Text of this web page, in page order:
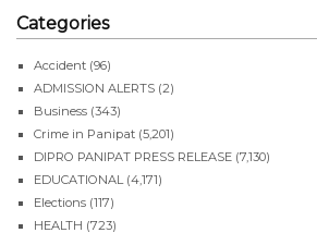
Categories
Accident (96)
ADMISSION ALERTS (2)
Business (343)
Crime in Panipat (5,201)
DIPRO PANIPAT PRESS RELEASE (7,130)
EDUCATIONAL (4,171)
Elections (117)
HEALTH (723)